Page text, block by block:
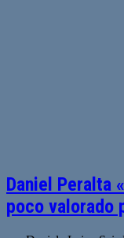
Daniel Peralta
poco valorado